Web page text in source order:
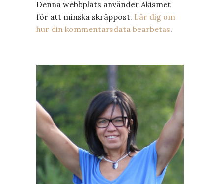
Denna webbplats använder Akismet
för att minska skräppost. Lär dig om
hur din kommentarsdata bearbetas.